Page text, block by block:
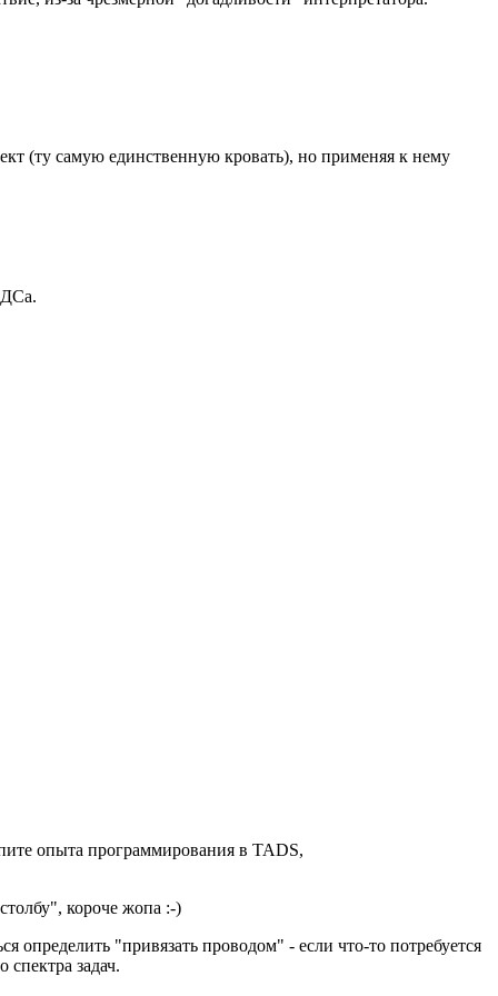
(ту самую единственную кровать), но применяя к нему
опыта программирования в TADS,
короче жопа :-)
определить "привязать проводом" - если что-то потребуется
задач.